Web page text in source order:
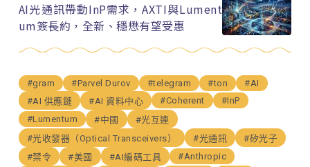
AI光通訊帶動InP需求，AXTI與Lument
um簽長約，全新、穩懋有望受惠
#gram #Parvel Durov #telegram #ton
#AI
#AI 供應鏈
#AI 資料中心 #Coherent
#InP
#Lumentum
#中國
#光互連
#光收發器（Optical Transceivers）
#光通訊
#矽光子
#禁令
#美國 #AI編碼工具
#Anthropic